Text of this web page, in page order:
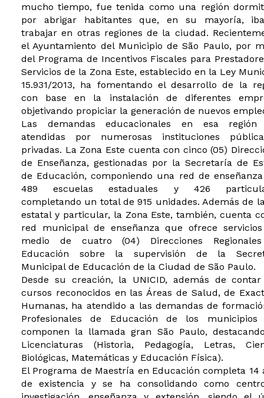
mucho tiempo, fue tenida como una región
por abrigar habitantes que, en su mayoría,
trabajar en otras regiones de la ciudad.
el Ayuntamiento del Municipio de São Paulo, por
del Programa de Incentivos Fiscales para
Servicios de la Zona Este, establecido en la Ley
15.931/2013, ha fomentando el desarrollo de la
con base en la instalación de diferentes
objetivando propiciar la generación de nuevos
Las demandas educacionales en esa región
atendidas por numerosas instituciones
privadas. La Zona Este cuenta con cinco (05)
de Enseñanza, gestionadas por la Secretaría de
de Educación, componiendo una red de
489 escuelas estaduales y 426
completando un total de 915 unidades. Además de
estatal y particular, la Zona Este, también, cuenta
red municipal de enseñanza que ofrece
medio de cuatro (04) Direcciones
Educación sobre la supervisión de la
Municipal de Educación de la Ciudad de São Paulo.
Desde su creación, la UNICID, además de
cursos reconocidos en las Áreas de Salud, de
Humanas, ha atendido a las demandas de
Profesionales de Educación de los municipios
componen la llamada gran São Paulo,
Licenciaturas (Historia, Pedagogía, Letras,
Biológicas, Matemáticas y Educación Física).
El Programa de Maestría en Educación completa 14
de existencia y se ha consolidando como